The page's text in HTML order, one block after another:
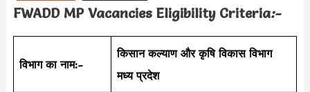
FWADD MP Vacancies Eligibility Criteria:-
विभाग का नाम:-
किसान कल्याण और कृषि विकास विभाग
मध्य प्रदेश